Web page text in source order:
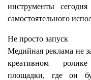
инструменты
самостоятельного
Не просто запуск
Медийная реклама не
креативном
площадки, где он